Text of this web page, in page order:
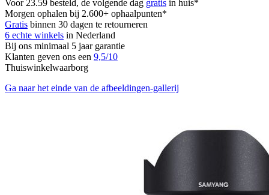
Voor 23.59 besteld, de volgende dag gratis in huis*
Morgen ophalen bij 2.600+ ophaalpunten*
Gratis binnen 30 dagen te retourneren
6 echte winkels in Nederland
Bij ons minimaal 5 jaar garantie
Klanten geven ons een 9,5/10
Thuiswinkelwaarborg
Ga naar het einde van de afbeeldingen-gallerij